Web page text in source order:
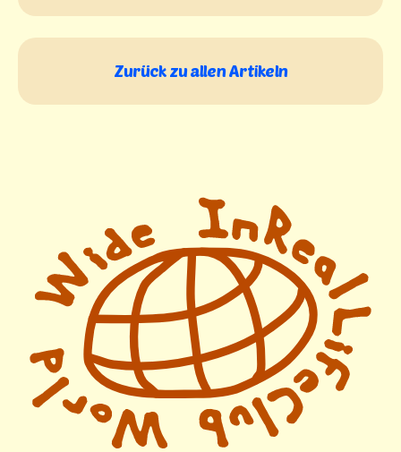
Zurück zu allen Artikeln